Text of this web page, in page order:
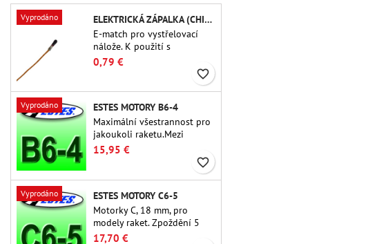
propracovaný jako samotný
let.
Vyprodáno
ELEKTRICKÁ ZÁPALKA (CHIP-TYPE)
E-match pro vystřelovací
nálože. K použití s ​​
výškoměry nebo jinými
elektronickými zařízeními.
0,79 €
favorite_border
Vyprodáno
ESTES MOTORY B6-4
Maximální všestrannost pro
jakoukoli raketu.Mezi
nejpoužívanější raketové
motory vůbec patří Estes B6-
4 motor vhodný pro většinu
raket Estes a podobných
raket.
15,95 €
favorite_border
Vyprodáno
ESTES MOTORY C6-5
Motorky C, 18 mm, pro
modely raket. Zpoždění 5
sekund u jednostupňových
17,70 €